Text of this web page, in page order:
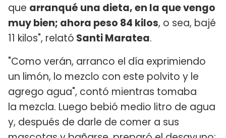
que arranqué una dieta, en la que vengo
muy bien; ahora peso 84 kilos, o sea, bajé
11 kilos", relató Santi Maratea.
"Como verán, arranco el día exprimiendo
un limón, lo mezclo con este polvito y le
agrego agua", contó mientras tomaba
la mezcla. Luego bebió medio litro de agua
y, después de darle de comer a sus